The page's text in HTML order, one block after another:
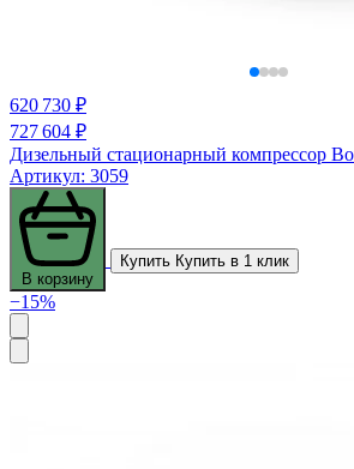
620 730 ₽
727 604 ₽
Дизельный стационарный компрессор
Артикул: 3059
В корзину
Купить Купить в 1 клик
−15%